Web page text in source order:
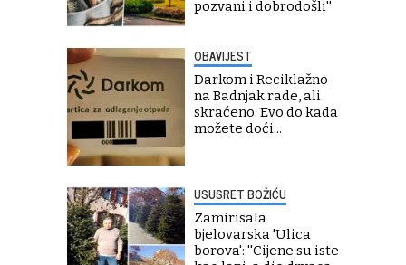
pozvani i dobrodošli''
OBAVIJEST
Darkom i Reciklažno
na Badnjak rade, ali
skraćeno. Evo do kada
možete doći...
USUSRET BOŽIĆU
Zamirisala
bjelovarska 'Ulica
borova': ''Cijene su iste